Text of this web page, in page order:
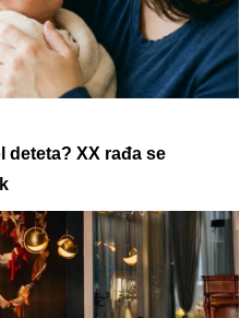
deteta? XX rađa se